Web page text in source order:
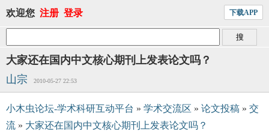
欢迎您 注册 登录 下载APP
大家还在国内中文核心期刊上发表论文吗？
山宗
2010-05-27 22:53
小木虫论坛-学术科研互动平台 » 学术交流区 » 论文投稿 » 交
流 » 大家还在国内中文核心期刊上发表论文吗？